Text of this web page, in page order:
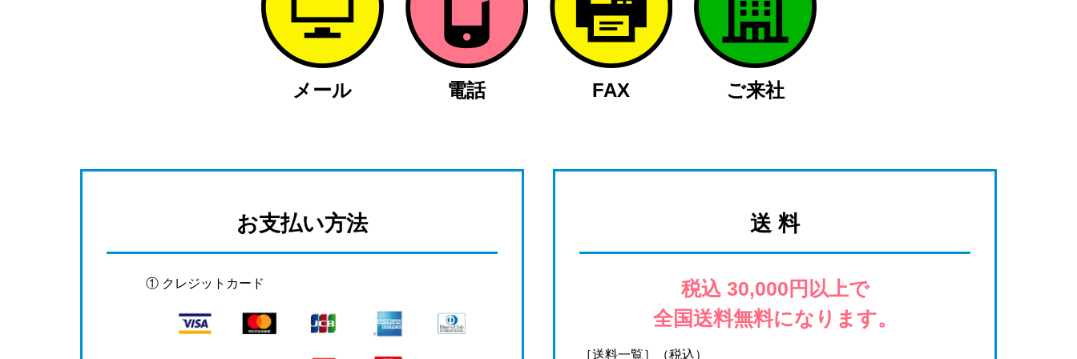
メール 電話 FAX ご来社
お支払い方法
① クレジットカード
送 料
税込 30,000円以上で
全国送料無料になります。
［送料一覧］（税込）